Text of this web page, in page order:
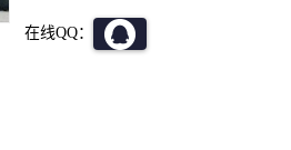
在线QQ：